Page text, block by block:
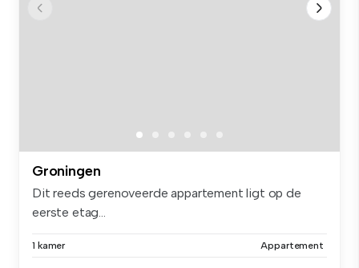
Groningen
Dit reeds gerenoveerde appartement ligt op de
eerste etag...
1 kamer Appartement